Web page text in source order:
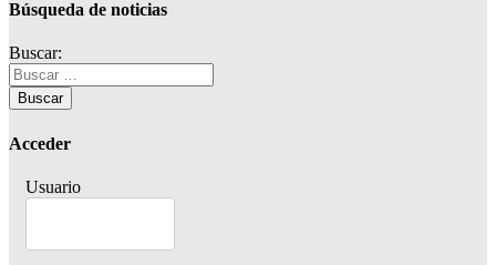
Búsqueda de noticias
Buscar:
Acceder
Usuario